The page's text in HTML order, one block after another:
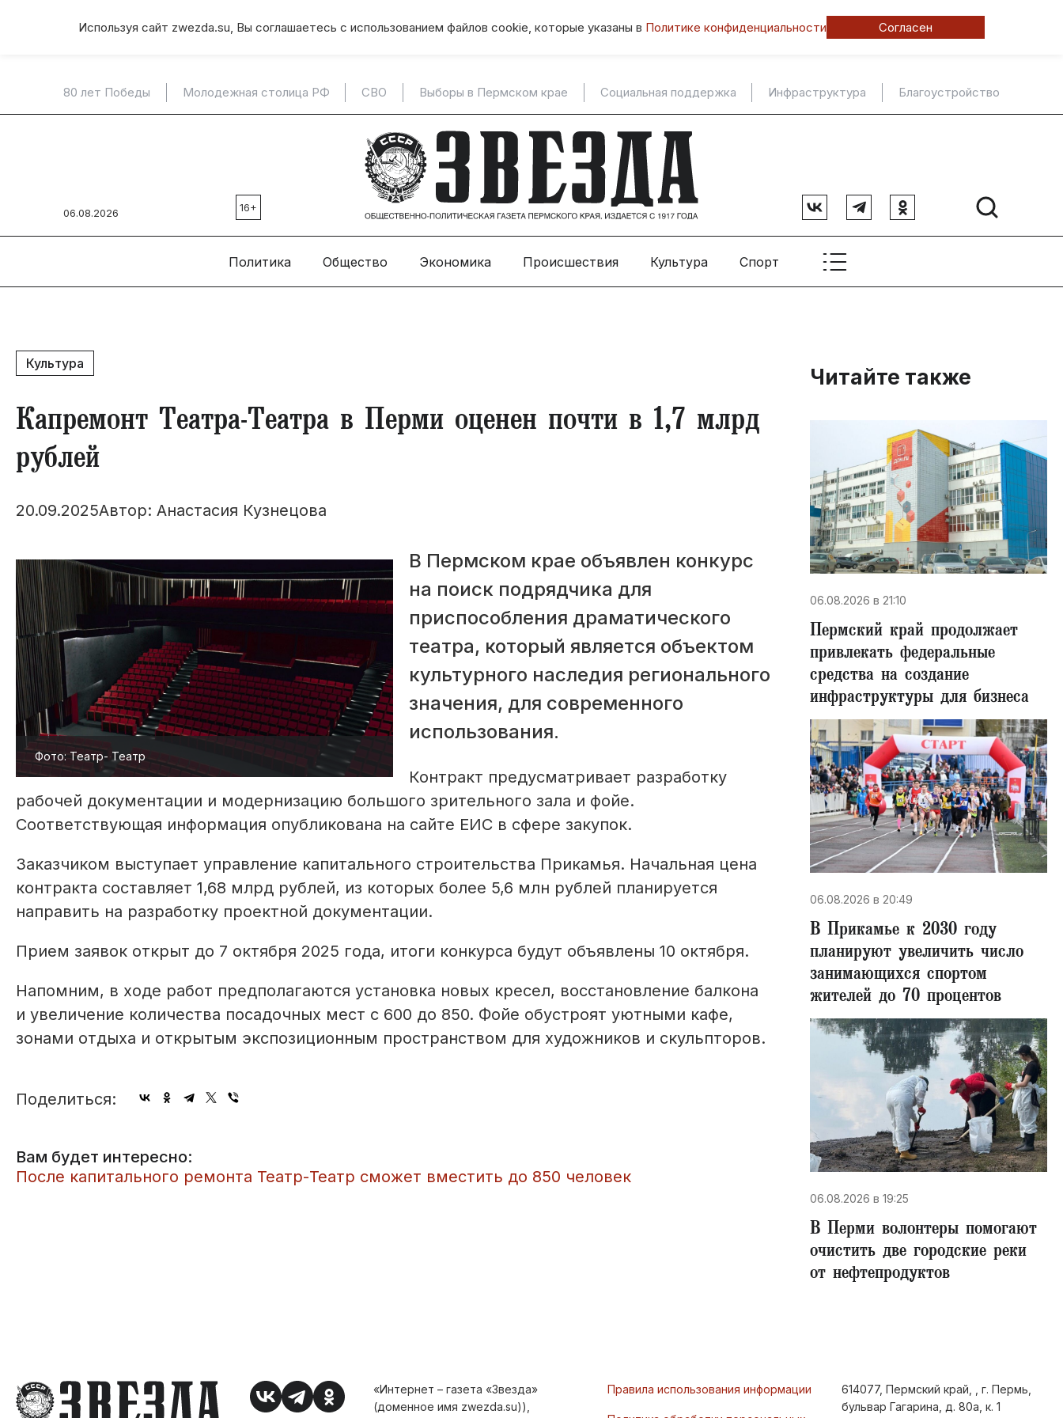
Используя сайт zwezda.su, Вы соглашаетесь с использованием файлов cookie, которые указаны в Политике конфиденциальности Согласен
80 лет Победы Молодежная столица РФ СВО Выборы в Пермском крае Социальная поддержка Инфраструктура Благоустройство
06.08.2026 16+
Политика Общество Экономика Происшествия Культура Спорт
Культура
​Капремонт Театра-Театра в Перми оценен почти в 1,7 млрд
рублей
20.09.2025Автор: Анастасия Кузнецова
Фото: Театр- Театр
В Пермском крае объявлен конкурс
на поиск подрядчика для
приспособления драматического
театра, который является объектом
культурного наследия регионального
значения, для современного
использования.
Контракт предусматривает разработку
рабочей документации и модернизацию большого зрительного зала и фойе.
Соответствующая информация опубликована на сайте ЕИС в сфере закупок.
Заказчиком выступает управление капитального строительства Прикамья. Начальная цена
контракта составляет 1,68 млрд рублей, из которых более 5,6 млн рублей планируется
направить на разработку проектной документации.
Прием заявок открыт до 7 октября 2025 года, итоги конкурса будут объявлены 10 октября.
Напомним, в ходе работ предполагаются установка новых кресел, восстановление балкона
и увеличение количества посадочных мест с 600 до 850. Фойе обустроят уютными кафе,
зонами отдыха и открытым экспозиционным пространством для художников и скульпторов.
Поделиться:
Вам будет интересно:
​После капитального ремонта Театр-Театр сможет вместить до 850 человек
Читайте также
06.08.2026 в 21:10
Пермский край продолжает
привлекать федеральные
средства на создание
инфраструктуры для бизнеса
06.08.2026 в 20:49
В Прикамье к 2030 году
планируют увеличить число
занимающихся спортом
жителей до 70 процентов
06.08.2026 в 19:25
В Перми волонтеры помогают
очистить две городские реки
от нефтепродуктов
«Интернет – газета «Звезда»
(доменное имя zwezda.su)),
Правила использования информации
614077, Пермский край, , г. Пермь,
бульвар Гагарина, д. 80а, к. 1